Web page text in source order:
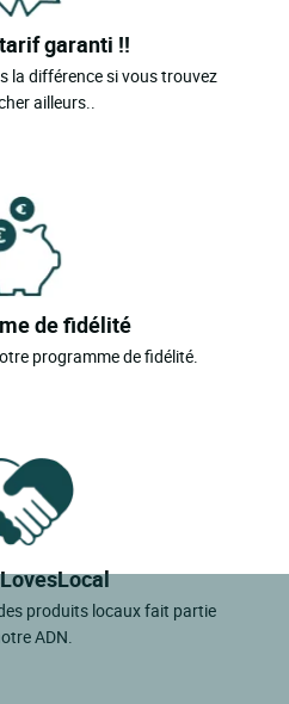
garanti !!
la différence si vous trouvez
ailleurs..
de fidélité
programme de fidélité.
produits locaux fait partie
ADN.